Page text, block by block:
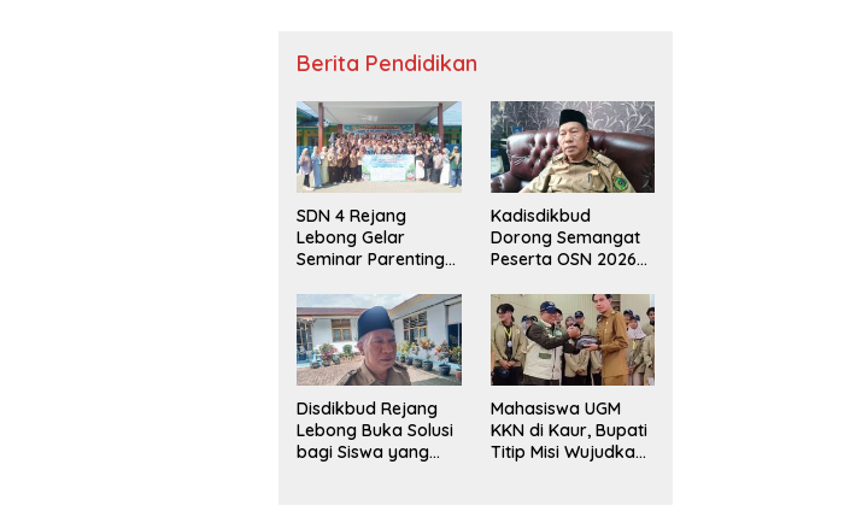
Berita Pendidikan
SDN 4 Rejang
Lebong Gelar
Seminar Parenting
Bullying,
Kadisdikbud: Patut
Jadi Contoh
Kadisdikbud
Dorong Semangat
Peserta OSN 2026
Disdikbud Rejang
Lebong Buka Solusi
bagi Siswa yang
Mahasiswa UGM
KKN di Kaur, Bupati
Titip Misi Wujudkan